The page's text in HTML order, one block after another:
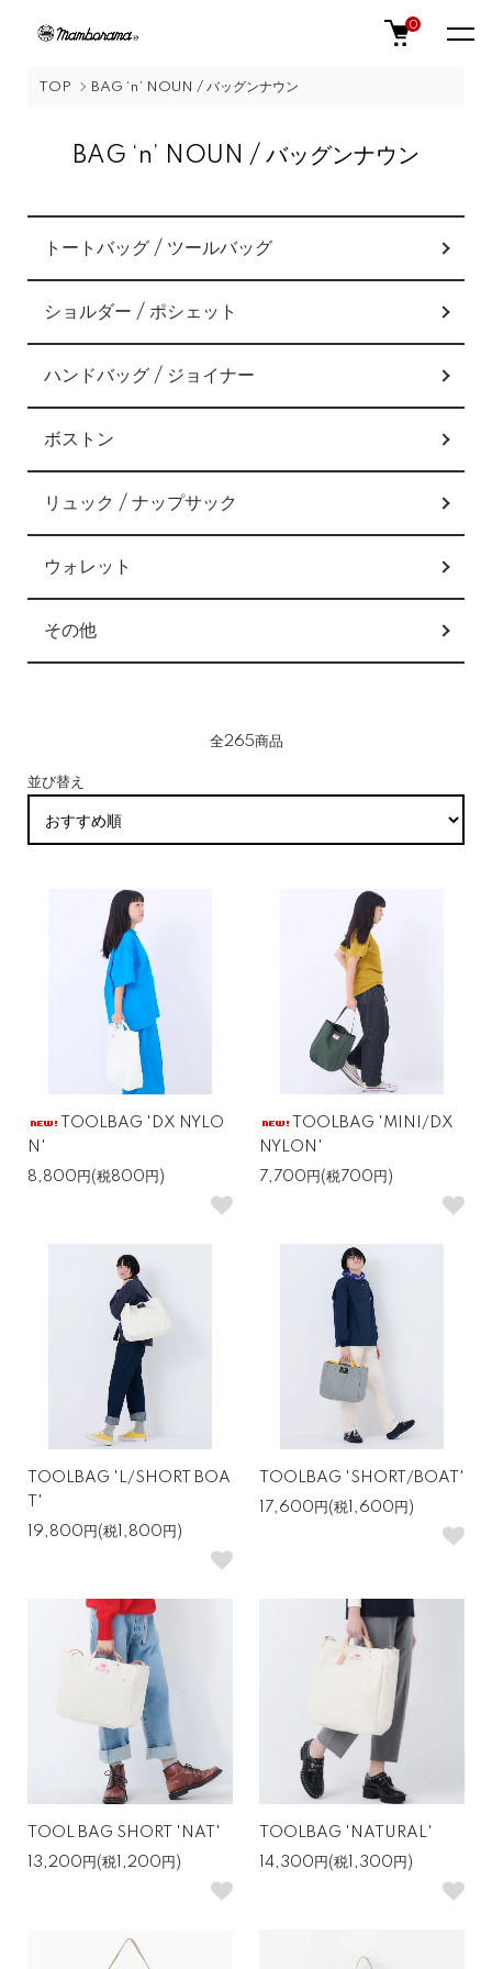
0
TOP BAG ‘n’ NOUN / バッグンナウン
BAG ‘n’ NOUN / バッグンナウン
カテゴリー一覧
トートバッグ / ツールバッグ
ショルダー / ポシェット
ハンドバッグ / ジョイナー
ボストン
リュック / ナップサック
ウォレット
その他
全265商品
並び替え
TOOLBAG 'DX NYLO
N'
8,800円(税800円)
TOOLBAG 'MINI/DX
NYLON'
7,700円(税700円)
TOOLBAG 'L/SHORT BOA
T'
19,800円(税1,800円)
TOOLBAG 'SHORT/BOAT'
17,600円(税1,600円)
TOOL BAG SHORT 'NAT'
13,200円(税1,200円)
TOOLBAG 'NATURAL'
14,300円(税1,300円)